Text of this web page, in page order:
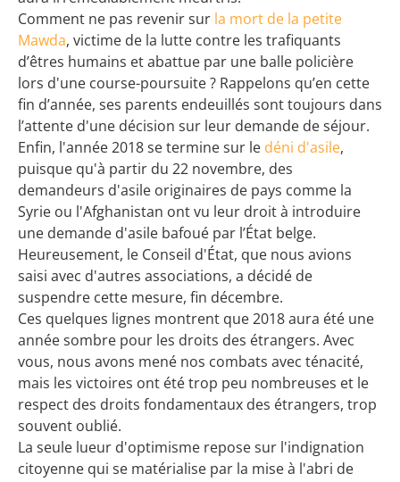
Comment ne pas revenir sur la mort de la petite
Mawda, victime de la lutte contre les trafiquants
d’êtres humains et abattue par une balle policière
lors d'une course-poursuite ? Rappelons qu’en cette
fin d’année, ses parents endeuillés sont toujours dans
l’attente d'une décision sur leur demande de séjour.
Enfin, l'année 2018 se termine sur le déni d'asile,
puisque qu'à partir du 22 novembre, des
demandeurs d'asile originaires de pays comme la
Syrie ou l'Afghanistan ont vu leur droit à introduire
une demande d'asile bafoué par l’État belge.
Heureusement, le Conseil d'État, que nous avions
saisi avec d'autres associations, a décidé de
suspendre cette mesure, fin décembre.
Ces quelques lignes montrent que 2018 aura été une
année sombre pour les droits des étrangers. Avec
vous, nous avons mené nos combats avec ténacité,
mais les victoires ont été trop peu nombreuses et le
respect des droits fondamentaux des étrangers, trop
souvent oublié.
La seule lueur d'optimisme repose sur l'indignation
citoyenne qui se matérialise par la mise à l'abri de